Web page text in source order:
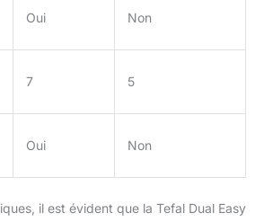
Oui Non
7 5
Oui Non
il est évident que la Tefal Dual Easy